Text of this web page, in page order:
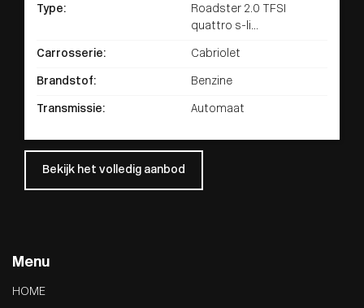
Type:
Roadster 2.0 TFSI
quattro s-li...
Carrosserie: Cabriolet
Brandstof: Benzine
Transmissie: Automaat
Bekijk het volledig aanbod
Menu
HOME